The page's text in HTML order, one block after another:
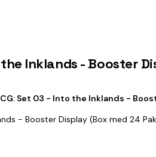
Inklands - Booster
Set 03 - Into the Inklands -
- Booster Display (Box med 24